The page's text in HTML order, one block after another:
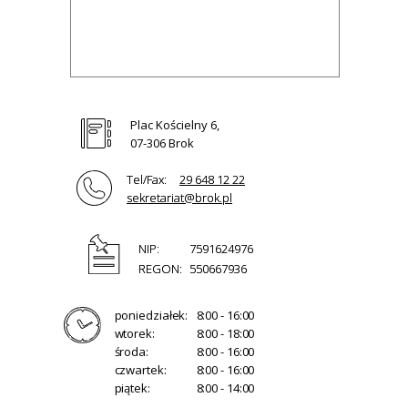
Plac Kościelny 6,
07-306 Brok
Tel/Fax:
29 648 12 22
sekretariat@brok.pl
NIP:
7591624976
REGON: 550667936
poniedziałek:
8:00 - 16:00
wtorek:
8:00 - 18:00
środa:
8:00 - 16:00
czwartek:
8:00 - 16:00
piątek:
8:00 - 14:00